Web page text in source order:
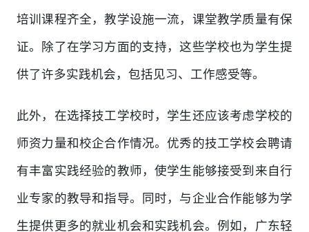
培训课程齐全，教学设施一流，课堂教学质量有保
证。除了在学习方面的支持，这些学校也为学生提
供了许多实践机会，包括见习、工作感受等。
此外，在选择技工学校时，学生还应该考虑学校的
师资力量和校企合作情况。优秀的技工学校会聘请
有丰富实践经验的教师，使学生能够接受到来自行
业专家的教导和指导。同时，与企业合作能够为学
生提供更多的就业机会和实践机会。例如，广东轻